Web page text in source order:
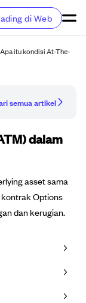
di Web
Apa itu kondisi At-The-
semua artikel
dalam
asset sama
Options
dan kerugian.